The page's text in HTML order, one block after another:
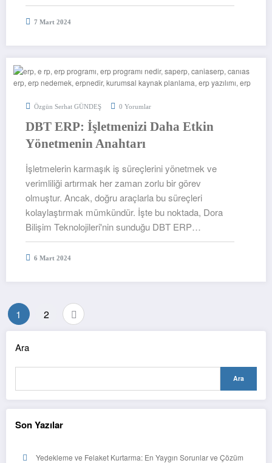
7 Mart 2024
Özgün Serhat GÜNDEŞ 0 Yorumlar
DBT ERP: İşletmenizi Daha Etkin
Yönetmenin Anahtarı
İşletmelerin karmaşık iş süreçlerini yönetmek ve
verimliliği artırmak her zaman zorlu bir görev
olmuştur. Ancak, doğru araçlarla bu süreçleri
kolaylaştırmak mümkündür. İşte bu noktada, Dora
Bilişim Teknolojileri'nin sunduğu DBT ERP…
6 Mart 2024
1 2
Ara
Ara
Son Yazılar
Yedekleme ve Felaket Kurtarma: En Yaygın Sorunlar ve Çözüm